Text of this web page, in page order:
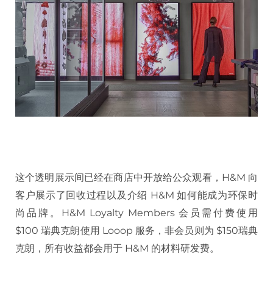
这个透明展示间已经在商店中开放给公众观看，H&M 向
客户展示了回收过程以及介绍 H&M 如何能成为环保时
尚品牌。H&M Loyalty Members 会员需付费使用
$100 瑞典克朗使用 Looop 服务，非会员则为 $150瑞典
克朗，所有收益都会用于 H&M 的材料研发费。